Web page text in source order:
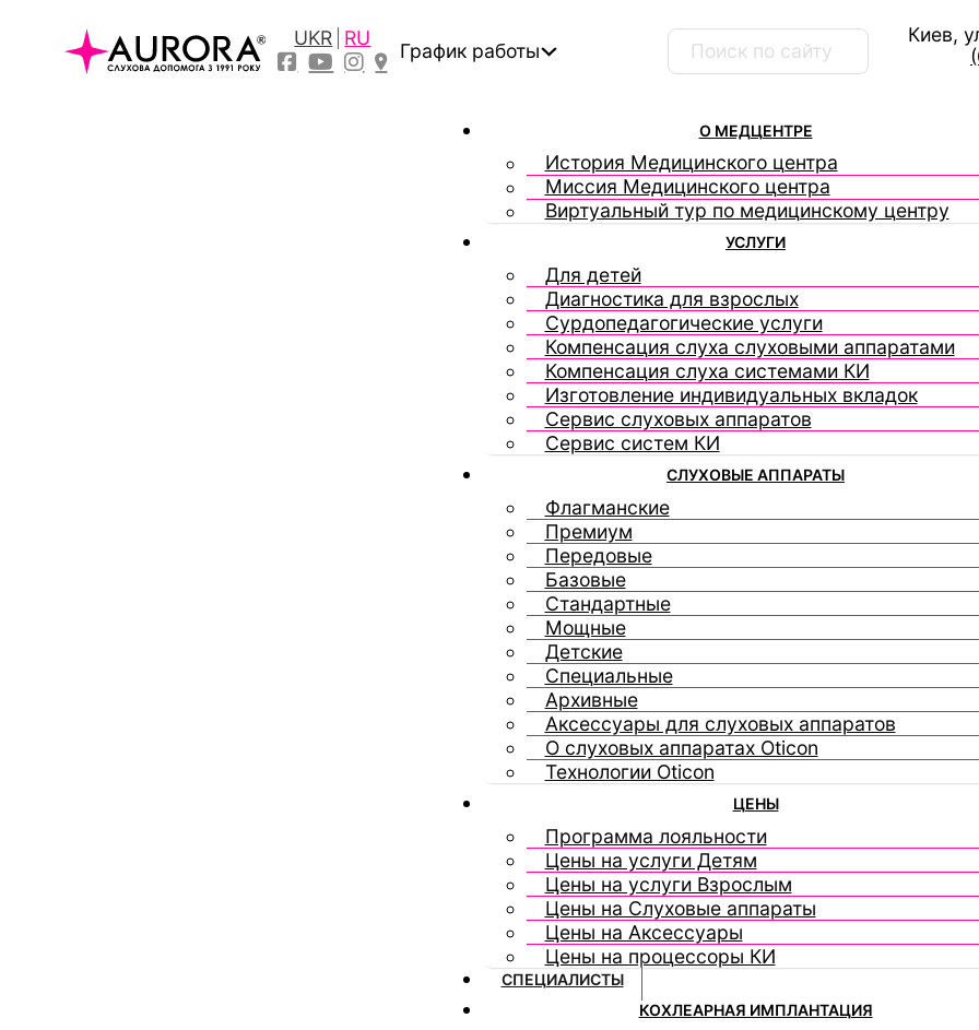
UKR RU
График работы
Поиск ...
Киев,
О МЕДЦЕНТРЕ
История Медицинского центра
Миссия Медицинского центра
Виртуальный тур по медицинскому центру
УСЛУГИ
Для детей
Диагностика для взрослых
Сурдопедагогические услуги
Компенсация слуха слуховыми аппаратами
Компенсация слуха системами КИ
Изготовление индивидуальных вкладок
Сервис слуховых аппаратов
Сервис систем КИ
СЛУХОВЫЕ АППАРАТЫ
Флагманские
Премиум
Передовые
Базовые
Стандартные
Мощные
Детские
Специальные
Архивные
Аксессуары для слуховых аппаратов
О слуховых аппаратах Oticon
Технологии Oticon
ЦЕНЫ
Программа лояльности
Цены на услуги Детям
Цены на услуги Взрослым
Цены на Слуховые аппараты
Цены на Аксессуары
Цены на процессоры КИ
СПЕЦИАЛИСТЫ
КОХЛЕАРНАЯ ИМПЛАНТАЦИЯ